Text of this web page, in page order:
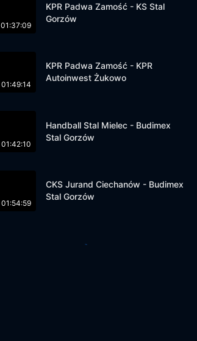
01:37:09
KPR Padwa Zamość - KS Stal
Gorzów
01:49:14
KPR Padwa Zamość - KPR
Autoinwest Żukowo
01:42:10
Handball Stal Mielec - Budimex
Stal Gorzów
01:54:59
CKS Jurand Ciechanów - Budimex
Stal Gorzów